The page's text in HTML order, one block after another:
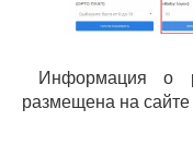
Информация о
размещена на сайте